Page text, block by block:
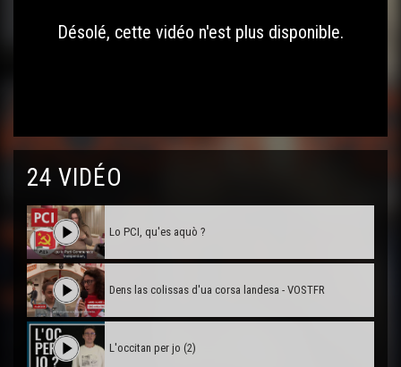
Désolé, cette vidéo n'est plus disponible.
24 VIDÉO
Lo PCI, qu'es aquò ?
Dens las colissas d'ua corsa landesa - VOSTFR
L'occitan per jo (2)